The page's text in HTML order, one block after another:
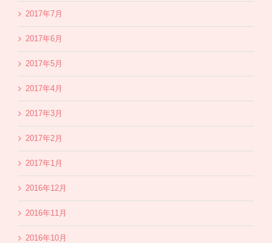
2017年7月
2017年6月
2017年5月
2017年4月
2017年3月
2017年2月
2017年1月
2016年12月
2016年11月
2016年10月